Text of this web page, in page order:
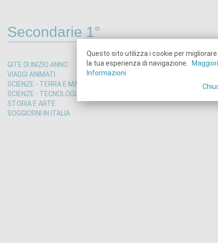
Secondarie 1°
GITE DI INIZIO ANNO
VIAGGI ANIMATI
SCIENZE - TERRA E MARE
SCIENZE - TECNOLOGIA
STORIA E ARTE
SOGGIORNI IN ITALIA
Questo sito utilizza i cookie per migliorare
la tua esperienza di navigazione.
Informazioni